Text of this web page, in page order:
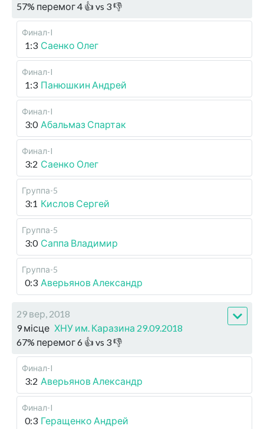
57% перемог4 👍 vs 3👎
Финал-I
1:3 Саенко Олег
Финал-I
1:3 Панюшкин Андрей
Финал-I
3:0 Абальмаз Спартак
Финал-I
3:2 Саенко Олег
Группа-5
3:1 Кислов Сергей
Группа-5
3:0 Саппа Владимир
Группа-5
0:3 Аверьянов Александр
29 вер, 2018
9 місце ХНУ им. Каразина 29.09.2018
67% перемог6 👍 vs 3👎
Финал-I
3:2 Аверьянов Александр
Финал-I
0:3 Геращенко Андрей